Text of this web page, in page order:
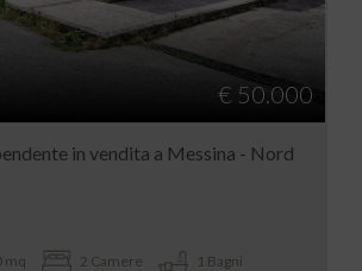
€ 50.000
in vendita a Messina - Nord
mq 2 Camere 1 Bagni